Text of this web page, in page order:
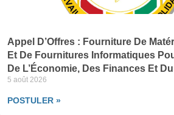
Appel D’Offres : Fourniture De
Et De Fournitures Informatiques
De L’Économie, Des Finances Et
5 août 2026
POSTULER »